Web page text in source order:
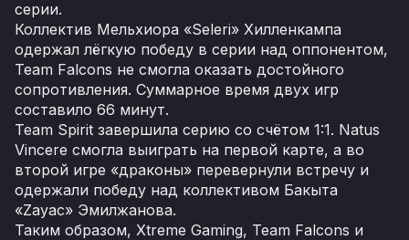
серии.
Коллектив Мельхиора «Seleri» Хилленкампа
одержал лёгкую победу в серии над оппонентом,
Team Falcons не смогла оказать достойного
сопротивления. Суммарное время двух игр
составило 66 минут.
Team Spirit завершила серию со счётом 1:1. Natus
Vincere смогла выиграть на первой карте, а во
второй игре «драконы» перевернули встречу и
одержали победу над коллективом Бакыта
«Zayac» Эмилжанова.
Таким образом, Xtreme Gaming, Team Falcons и